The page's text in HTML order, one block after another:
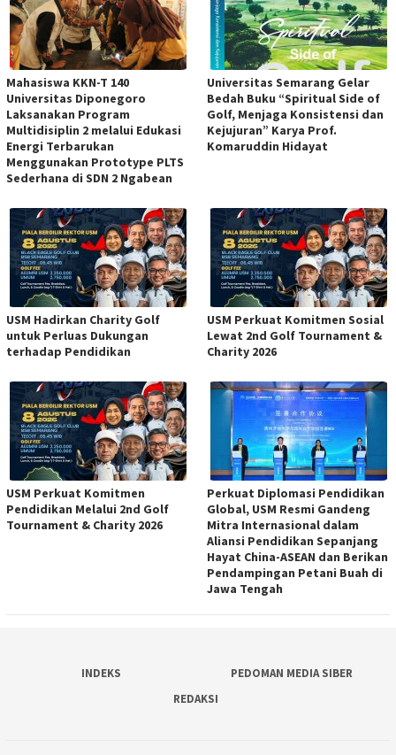
Mahasiswa KKN-T 140
Universitas Diponegoro
Laksanakan Program
Multidisiplin 2 melalui Edukasi
Energi Terbarukan
Menggunakan Prototype PLTS
Sederhana di SDN 2 Ngabean
Universitas Semarang Gelar
Bedah Buku “Spiritual Side of
Golf, Menjaga Konsistensi dan
Kejujuran” Karya Prof.
Komaruddin Hidayat
USM Hadirkan Charity Golf
untuk Perluas Dukungan
terhadap Pendidikan
USM Perkuat Komitmen Sosial
Lewat 2nd Golf Tournament &
Charity 2026
USM Perkuat Komitmen
Pendidikan Melalui 2nd Golf
Tournament & Charity 2026
Perkuat Diplomasi Pendidikan
Global, USM Resmi Gandeng
Mitra Internasional dalam
Aliansi Pendidikan Sepanjang
Hayat China-ASEAN dan Berikan
Pendampingan Petani Buah di
Jawa Tengah
INDEKS
PEDOMAN MEDIA SIBER
REDAKSI